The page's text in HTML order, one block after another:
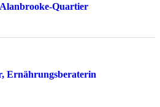
Quartier
Ernährungsberaterin